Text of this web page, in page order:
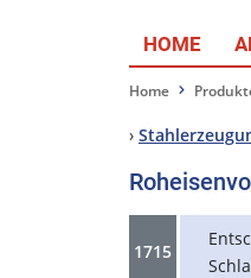
HOME
Home
›
1715